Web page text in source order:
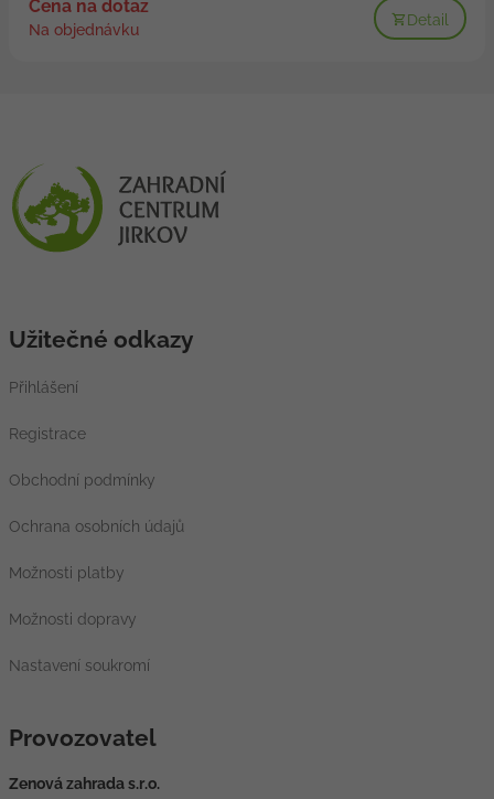
Cena na dotaz
Na objednávku
Detail
Užitečné odkazy
Přihlášení
Registrace
Obchodní podmínky
Ochrana osobních údajů
Možnosti platby
Možnosti dopravy
Nastavení soukromí
Provozovatel
Zenová zahrada s.r.o.